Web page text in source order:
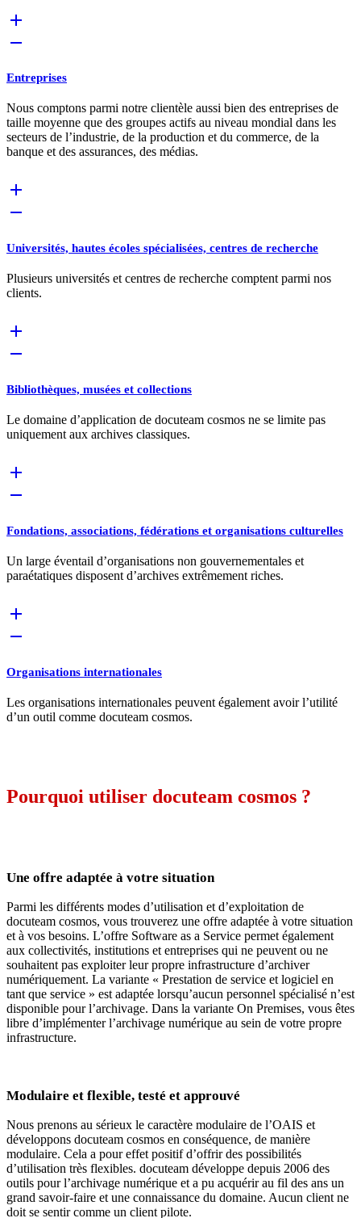
Entreprises
Nous comptons parmi notre clientèle aussi bien des entreprises de
taille moyenne que des groupes actifs au niveau mondial dans les
secteurs de l’industrie, de la production et du commerce, de la
banque et des assurances, des médias.
Universités, hautes écoles spécialisées, centres de recherche
Plusieurs universités et centres de recherche comptent parmi nos
clients.
Bibliothèques, musées et collections
Le domaine d’application de docuteam cosmos ne se limite pas
uniquement aux archives classiques.
Fondations, associations, fédérations et organisations culturelles
Un large éventail d’organisations non gouvernementales et
paraétatiques disposent d’archives extrêmement riches.
Organisations internationales
Les organisations internationales peuvent également avoir l’utilité
d’un outil comme docuteam cosmos.
Pourquoi utiliser docuteam cosmos ?
Une offre adaptée à votre situation
Parmi les différents modes d’utilisation et d’exploitation de
docuteam cosmos, vous trouverez une offre adaptée à votre situation
et à vos besoins. L’offre Software as a Service permet également
aux collectivités, institutions et entreprises qui ne peuvent ou ne
souhaitent pas exploiter leur propre infrastructure d’archiver
numériquement. La variante « Prestation de service et logiciel en
tant que service » est adaptée lorsqu’aucun personnel spécialisé n’est
disponible pour l’archivage. Dans la variante On Premises, vous êtes
libre d’implémenter l’archivage numérique au sein de votre propre
infrastructure.
Modulaire et flexible, testé et approuvé
Nous prenons au sérieux le caractère modulaire de l’OAIS et
développons docuteam cosmos en conséquence, de manière
modulaire. Cela a pour effet positif d’offrir des possibilités
d’utilisation très flexibles. docuteam développe depuis 2006 des
outils pour l’archivage numérique et a pu acquérir au fil des ans un
grand savoir-faire et une connaissance du domaine. Aucun client ne
doit se sentir comme un client pilote.